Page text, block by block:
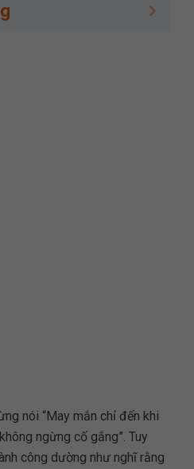
nói “May mắn chỉ đến khi
ngừng cố gắng”. Tuy
công dường như nghĩ rằng